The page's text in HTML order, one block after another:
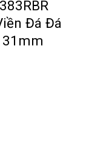
Đá Đá
31mm